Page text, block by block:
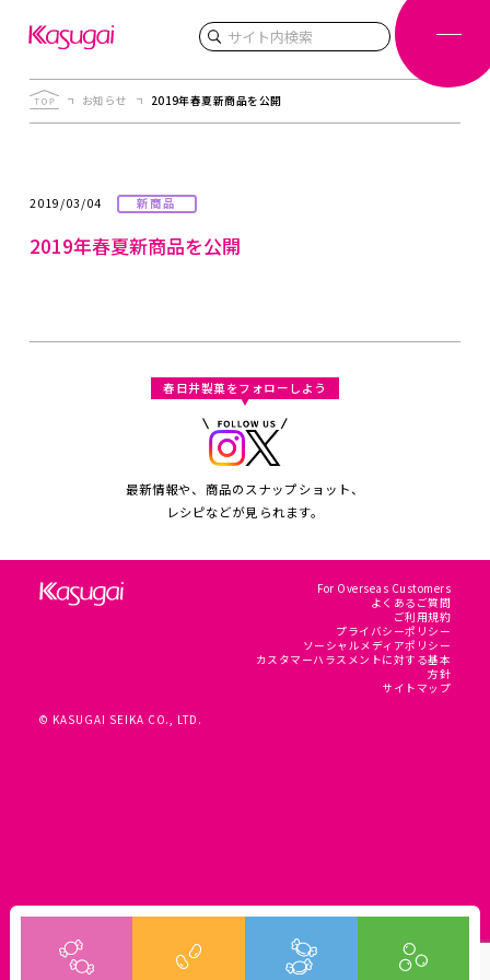
検索
お知らせ 2019年春夏新商品を公開
2019/03/04 新商品
2019年春夏新商品を公開
春日井製菓をフォローしよう
最新情報や、商品のスナップショット、
レシピなどが見られます。
© KASUGAI SEIKA CO., LTD.
For Overseas Customers
よくあるご質問
ご利用規約
プライバシーポリシー
ソーシャルメディアポリシー
カスタマーハラスメントに対する基本
方針
サイトマップ